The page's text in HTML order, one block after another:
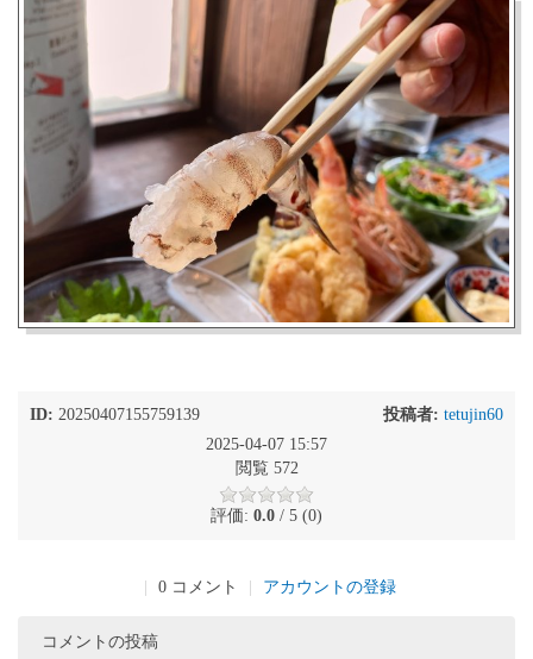
ID: 20250407155759139 投稿者: tetujin60
2025-04-07 15:57
閲覧 572
評価: 0.0 / 5 (0)
0 コメント アカウントの登録
コメントの投稿